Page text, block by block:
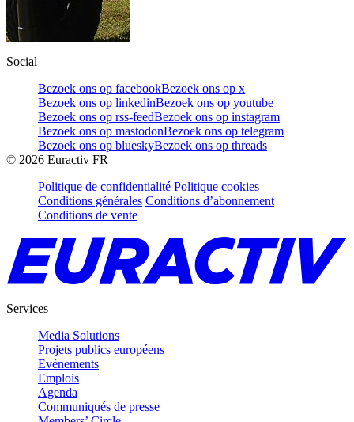
Social
Bezoek ons op facebookBezoek ons op x
Bezoek ons op linkedinBezoek ons op youtube
Bezoek ons op rss-feedBezoek ons op instagram
Bezoek ons op mastodonBezoek ons op telegram
Bezoek ons op blueskyBezoek ons op threads
© 2026 Euractiv FR
Politique de confidentialité Politique cookies
Conditions générales Conditions d’abonnement
Conditions de vente
Services
Media Solutions
Projets publics européens
Evénements
Emplois
Agenda
Communiqués de presse